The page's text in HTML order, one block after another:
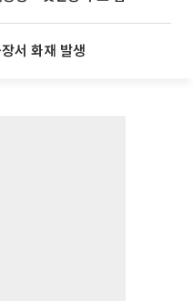
서 화재 발생